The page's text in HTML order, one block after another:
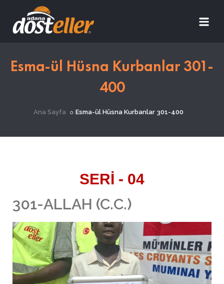
Esma-ül Hüsna Kurbanlar 301-
400
Ana Sayfa Esma-ül Hüsna Kurbanlar 301-400
SERİ - 04
301-ALLAH (C.C.)